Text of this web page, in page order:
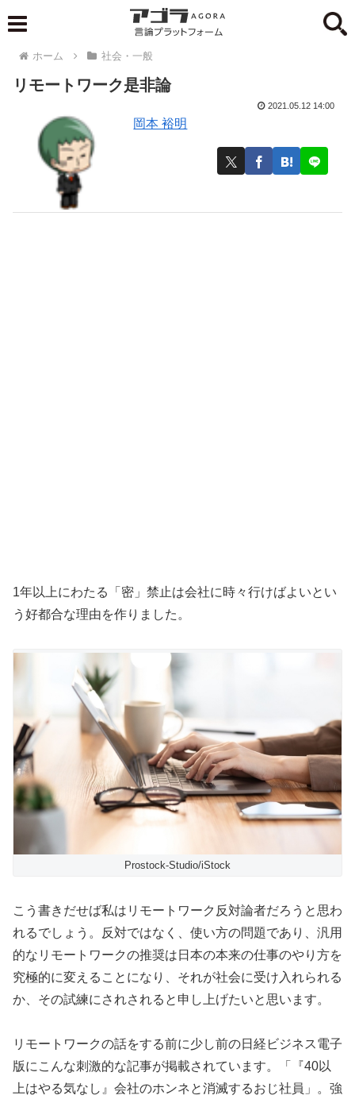
ホーム 社会・一般
リモートワーク是非論
岡本 裕明
2021.05.12 14:00
1年以上にわたる「密」禁止は会社に時々行けばよいとい
う好都合な理由を作りました。
Prostock-Studio/iStock
こう書きだせば私はリモートワーク反対論者だろうと思わ
れるでしょう。反対ではなく、使い方の問題であり、汎用
的なリモートワークの推奨は日本の本来の仕事のやり方を
究極的に変えることになり、それが社会に受け入れられる
か、その試練にされされると申し上げたいと思います。
リモートワークの話をする前に少し前の日経ビジネス電子
版にこんな刺激的な記事が掲載されています。「『40以
上はやる気なし』会社のホンネと消滅するおじ社員」。強